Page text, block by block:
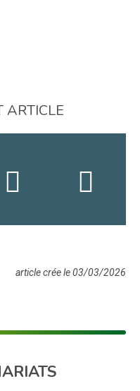
ARTICLE
article crée le 03/03/2026